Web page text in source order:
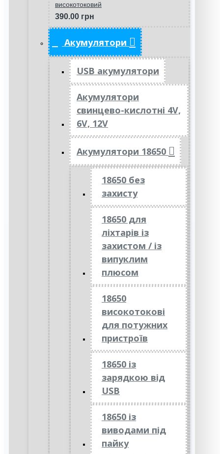
високотоковий
390.00 грн
Акумулятори
USB акумулятори
Акумулятори
свинцево-кислотні 4V,
6V, 12V
Акумулятори 18650
18650 без
захисту
18650 для
ліхтарів із
захистом / із
випуклим
плюсом
18650
високотокові
для потужних
пристроїв
18650 із
зарядкою від
USB
18650 із
виводами під
пайку